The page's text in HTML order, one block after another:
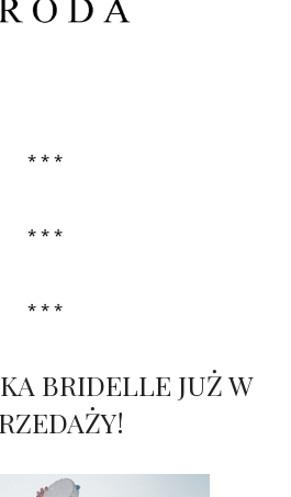
* * *
* * *
* * *
BRIDELLE JUŻ W